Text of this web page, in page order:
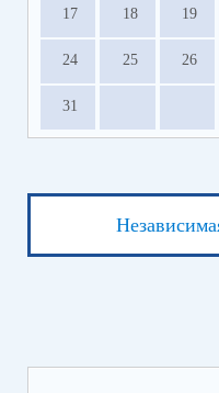
17 18 19
24 25 26
31